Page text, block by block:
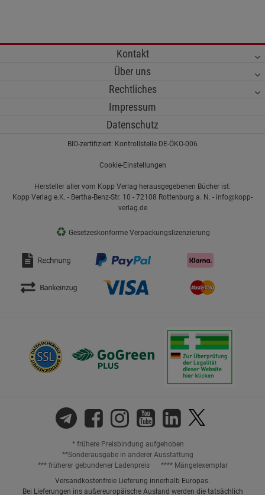
Kontakt
Über uns
Rechtliches
Impressum
Datenschutz
BIO-zertifiziert: Kontrollstelle DE-ÖKO-006
Cookie-Einstellungen
Hersteller aller vom Kopp Verlag herausgegebenen Bücher ist:
Kopp Verlag e.K. - Bertha-Benz-Str. 10 - 72108 Rottenburg a. N. - info@kopp-
verlag.de
♻ Gesetzeskonforme Verpackungslizenzierung
* frühere Preisbindung aufgehoben
**Sonderausgabe in anderer Ausstattung
*** früherer gebundener Ladenpreis
**** Mängelexemplar
Versandkostenfreie Lieferung innerhalb Europas.
Bei Lieferungen ins außereuropäische Ausland werden die tatsächlich